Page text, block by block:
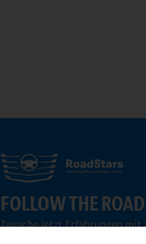
FOLLOW THE
Tausche jetzt Erfahrungen